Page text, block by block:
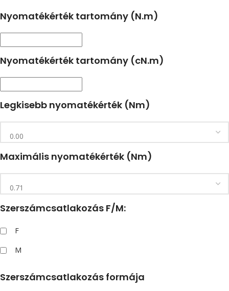
Nyomatékérték tartomány (N.m)
Nyomatékérték tartomány (cN.m)
Legkisebb nyomatékérték (Nm)
Maximális nyomatékérték (Nm)
Szerszámcsatlakozás F/M:
F
M
Szerszámcsatlakozás formája